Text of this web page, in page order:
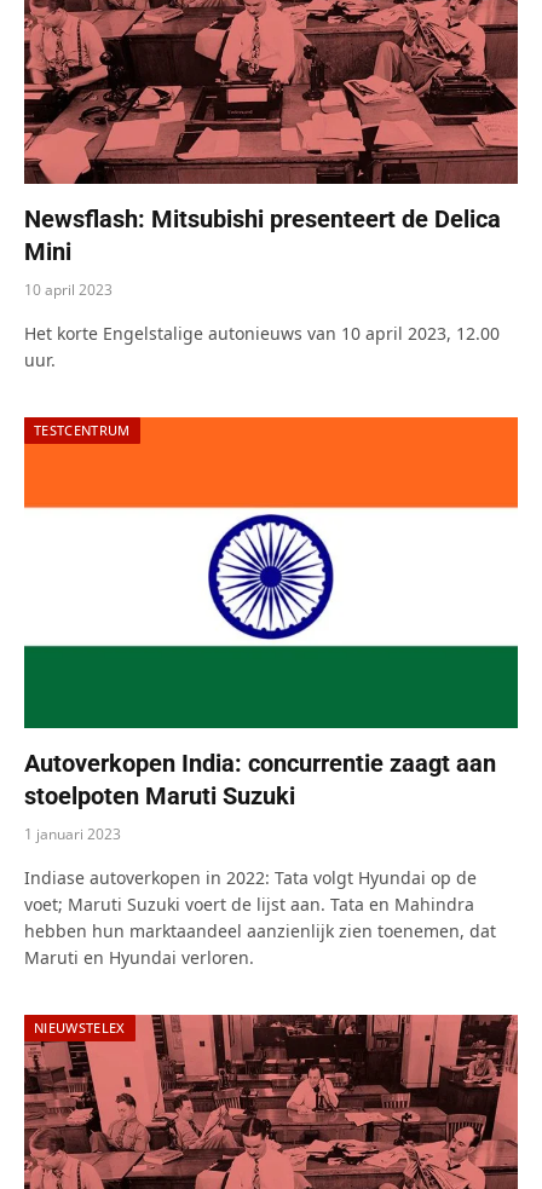
Newsflash: Mitsubishi presenteert de Delica
Mini
10 april 2023
Het korte Engelstalige autonieuws van 10 april 2023, 12.00
uur.
TESTCENTRUM
Autoverkopen India: concurrentie zaagt aan
stoelpoten Maruti Suzuki
1 januari 2023
Indiase autoverkopen in 2022: Tata volgt Hyundai op de
voet; Maruti Suzuki voert de lijst aan. Tata en Mahindra
hebben hun marktaandeel aanzienlijk zien toenemen, dat
Maruti en Hyundai verloren.
NIEUWSTELEX